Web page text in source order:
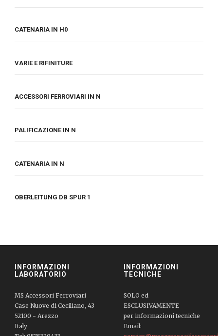
CATENARIA IN H0
VARIE E RIFINITURE
ACCESSORI FERROVIARI IN N
PALIFICAZIONE IN N
CATENARIA IN N
OBERLEITUNG DB SPUR 1
INFORMAZIONI
LABORATORIO
MS Accessori Ferroviari
Case Nuove di Ceciliano, 43
52100 - Arezzo
Italy
INFORMAZIONI
TECNICHE
SOLO ed
ESCLUSIVAMENTE
per informazioni tecniche
Email: